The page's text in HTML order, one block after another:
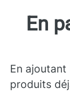
En
En
produits